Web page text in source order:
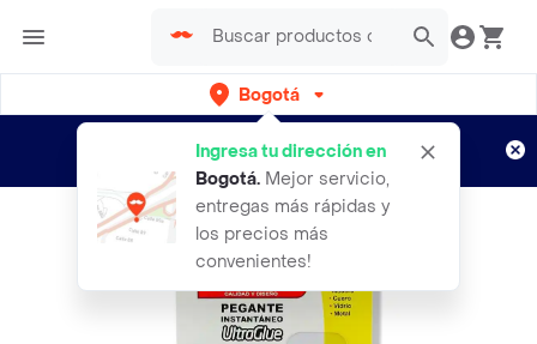
Bogotá
Ingresa tu dirección en
Bogotá. Mejor servicio,
entregas más rápidas y
los precios más
convenientes!
envíos gratis por semanas
Aplican TyC